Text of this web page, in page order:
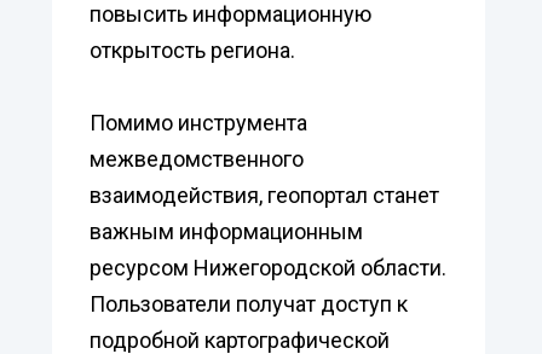
повысить информационную
открытость региона.
Помимо инструмента
межведомственного
взаимодействия, геопортал станет
важным информационным
ресурсом Нижегородской области.
Пользователи получат доступ к
подробной картографической